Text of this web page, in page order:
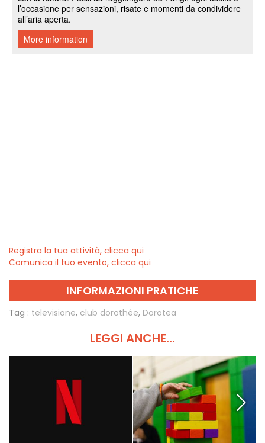
Registra la tua attività, clicca qui
Comunica il tuo evento, clicca qui
INFORMAZIONI PRATICHE
Tag : televisione, club dorothée, Dorotea
LEGGI ANCHE...